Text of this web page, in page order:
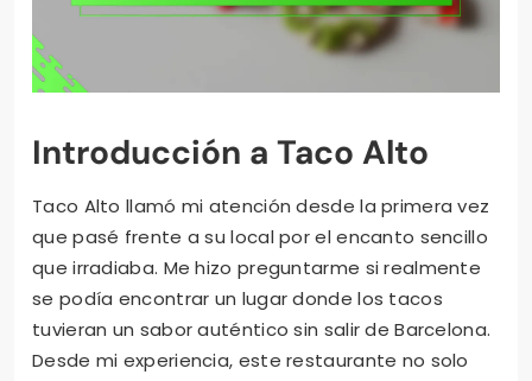
Introducción a Taco Alto
Taco Alto llamó mi atención desde la primera vez
que pasé frente a su local por el encanto sencillo
que irradiaba. Me hizo preguntarme si realmente
se podía encontrar un lugar donde los tacos
tuvieran un sabor auténtico sin salir de Barcelona.
Desde mi experiencia, este restaurante no solo